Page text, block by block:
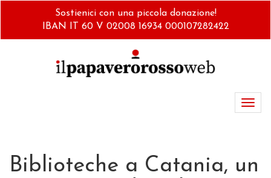
Sostienici con una piccola donazione!
IBAN IT 60 V 02008 16934 000107282422
Biblioteche a Catania, un